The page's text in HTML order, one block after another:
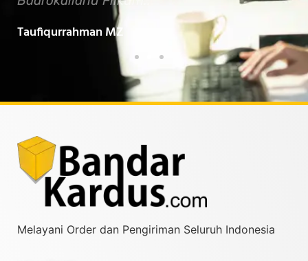
Taufiqurrahman MZ
Melayani Order dan Pengiriman Seluruh Indonesia